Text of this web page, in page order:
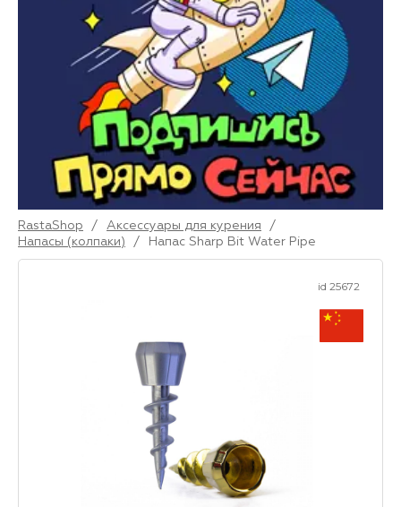
RastaShop / Аксессуары для курения
/
Напасы (колпаки)
/ Напас Sharp Bit Water Pipe
id 25672